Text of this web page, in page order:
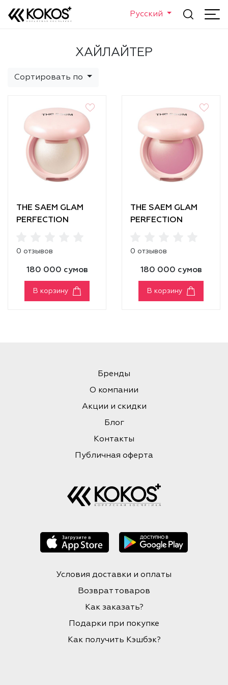
Русский
ХАЙЛАЙТЕР
Сортировать по
THE SAEM GLAM
PERFECTION
0 отзывов
180 000 сумов
В корзину
THE SAEM GLAM
PERFECTION
0 отзывов
180 000 сумов
В корзину
Бренды
О компании
Акции и скидки
Блог
Контакты
Публичная оферта
Условия доставки и оплаты
Возврат товаров
Как заказать?
Подарки при покупке
Как получить Кэшбэк?